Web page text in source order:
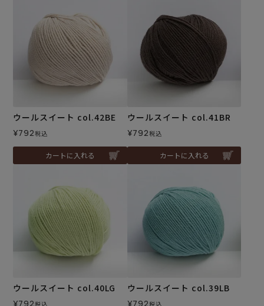
ウールスイート col.42BE
¥792税込
カートに入れる
ウールスイート col.41BR
¥792税込
カートに入れる
ウールスイート col.40LG
¥792税込
ウールスイート col.39LB
¥792税込